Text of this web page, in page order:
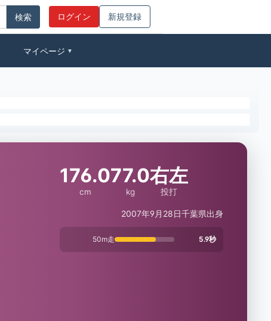
ログイン 新規登録
マイページ ▼
176.0
cm
77.0
kg
右左
投打
2007年9月28日千葉県出身
50m走 5.9秒